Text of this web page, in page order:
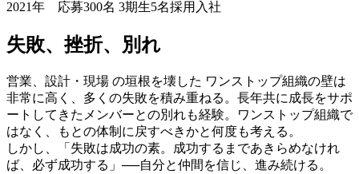
2021年 応募300名 3期生5名採用入社
失敗、挫折、別れ
営業、設計・現場 の垣根を壊した ワンストップ組織の壁は
非常に高く、多くの失敗を積み重ねる。長年共に成長をサポ
ートしてきたメンバーとの別れも経験。ワンストップ組織で
はなく、もとの体制に戻すべきかと何度も考える。
しかし、「失敗は成功の素。成功するまであきらめなけれ
ば、必ず成功する」──自分と仲間を信じ、進み続ける。